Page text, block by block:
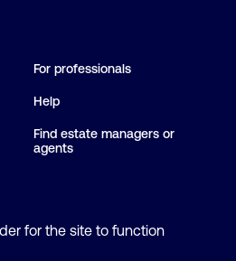
For professionals
Help
Find estate managers or
agents
Follow us
for the site to function